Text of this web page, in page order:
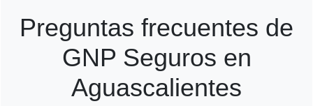
Preguntas frecuentes de
GNP Seguros en
Aguascalientes